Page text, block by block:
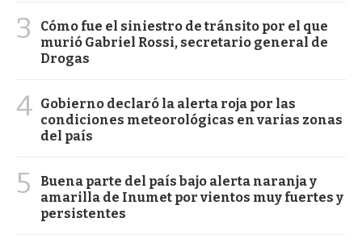
3
Cómo fue el siniestro de tránsito por el que
murió Gabriel Rossi, secretario general de
Drogas
4 Gobierno declaró la alerta roja por las
condiciones meteorológicas en varias zonas
del país
5
Buena parte del país bajo alerta naranja y
amarilla de Inumet por vientos muy fuertes y
persistentes